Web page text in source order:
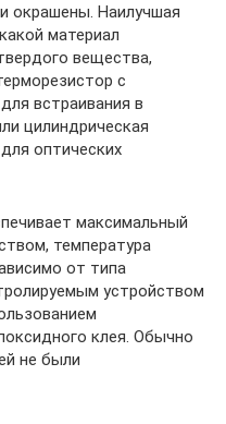
окрашены. Наилучшая
материал
вещества,
с
встраивания в
цилиндрическая
оптических
максимальный
температура
от типа
устройством
клея. Обычно
не были